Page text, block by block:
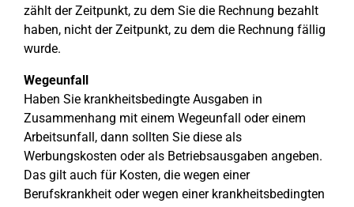
zählt der Zeitpunkt, zu dem Sie die Rechnung bezahlt
haben, nicht der Zeitpunkt, zu dem die Rechnung fällig
wurde.
Wegeunfall
Haben Sie krankheitsbedingte Ausgaben in
Zusammenhang mit einem Wegeunfall oder einem
Arbeitsunfall, dann sollten Sie diese als
Werbungskosten oder als Betriebsausgaben angeben.
Das gilt auch für Kosten, die wegen einer
Berufskrankheit oder wegen einer krankheitsbedingten